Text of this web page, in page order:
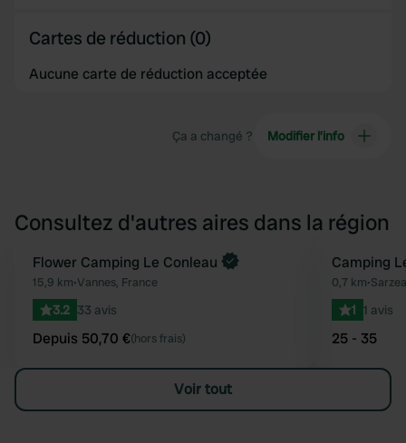
Cartes de réduction (0)
Aucune carte de réduction acceptée
Ça a changé ? Modifier l’info
Consultez d'autres aires dans la région
Préféré
Reserve maintenant
Flower Camping Le Conleau
15,9 km•Vannes, France
3.2 33 avis
Depuis 50,70 €(hors frais)
Camping
0,7 km•
1 1 avis
25 - 35
Voir tout